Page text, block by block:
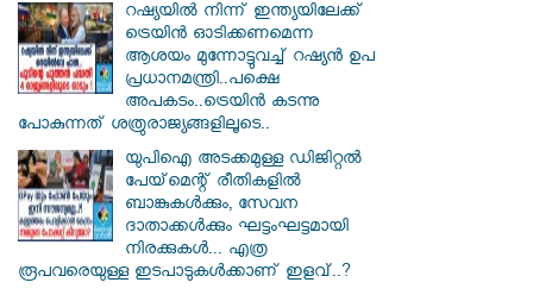
റഷ്യയിൽ നിന്ന് ഇന്ത്യയിലേക്ക്
ട്രെയിൻ ഓടിക്കണമെന്ന
ആശയം മുന്നോട്ടുവച്ച് റഷ്യൻ ഉപ
പ്രധാനമന്ത്രി..പക്ഷെ
അപകടം..ട്രെയിൻ കടന്നു
പോകുന്നത് ശത്രുരാജ്യങ്ങളിലൂടെ..
യുപിഐ അടക്കമുള്ള ഡിജിറ്റല്‍
പേയ്‌മെന്റ് രീതികളില്‍
ബാങ്കുകള്‍ക്കും, സേവന
ദാതാക്കള്‍ക്കും ഘട്ടംഘട്ടമായി
നിരക്കുകള്‍... എത്ര
രൂപവരെയുള്ള ഇടപാടുകള്‍ക്കാണ് ഇളവ്..?